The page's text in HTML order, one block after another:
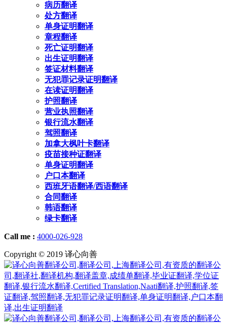
病历翻译
处方翻译
单身证明翻译
章程翻译
死亡证明翻译
出生证明翻译
签证材料翻译
无犯罪记录证明翻译
在读证明翻译
护照翻译
营业执照翻译
银行流水翻译
驾照翻译
加拿大枫叶卡翻译
疫苗接种证翻译
单身证明翻译
户口本翻译
西班牙语翻译/西语翻译
合同翻译
韩语翻译
绿卡翻译
Call me : 4000-026-928
Copyright © 2019 译心向善